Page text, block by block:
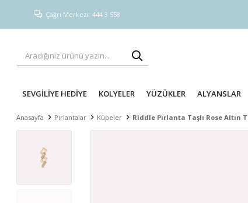
Çağrı Merkezi: 444 3 558
SEVGİLİYE HEDİYE KOLYELER YÜZÜKLER ALYANSLAR
Anasayfa Pırlantalar Küpeler Riddle Pırlanta Taşlı Rose Altın